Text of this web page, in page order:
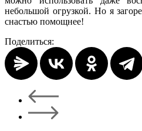
небольшой огрузкой. Но я
снастью помощнее!
Поделиться: